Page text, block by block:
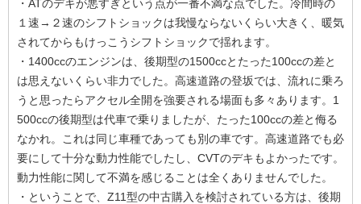
・ATのデキが悪すぎという点が一番不満な点でした。冷間時の
１速→２速のシフトショックは我慢ならないくらい大きく、暖気
されてからもけっこうシフトショックで揺れます。
・1400ccのエンジンは、後期型の1500ccとたった100ccの差と
は思えないくらい非力でした。高速道路の登坂では、流れに乗ろ
うと思ったらアクセル全開を強要される場面も多々あります。1
500ccの後期型は代車で乗りましたが、たった100ccの差と侮る
なかれ。これは同じ車種であっても別の車です。高速道路でも必
要にして十分な動力性能でしたし、CVTのデキもよかったです。
動力性能に関して不満を感じることは全くありませんでした。
・ということで、Z11型の中古購入を検討されている方は、後期